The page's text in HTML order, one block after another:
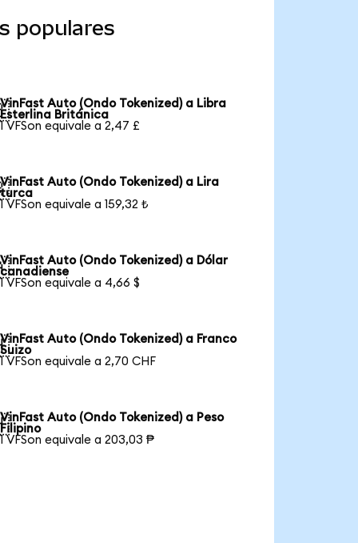
populares
VinFast Auto (Ondo Tokenized) a Libra
Esterlina Británica
1 VFSon equivale a 2,47 £
VinFast Auto (Ondo Tokenized) a Lira
turca
1 VFSon equivale a 159,32 ₺
VinFast Auto (Ondo Tokenized) a Dólar
canadiense
1 VFSon equivale a 4,66 $
VinFast Auto (Ondo Tokenized) a Franco
Suizo
1 VFSon equivale a 2,70 CHF
VinFast Auto (Ondo Tokenized) a Peso
Filipino
1 VFSon equivale a 203,03 ₱